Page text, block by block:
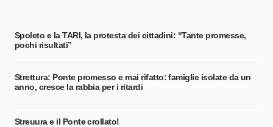
Spoleto e la TARI, la protesta dei cittadini: “Tante promesse,
pochi risultati”
Strettura: Ponte promesso e mai rifatto: famiglie isolate da un
anno, cresce la rabbia per i ritardi
Streuura e il Ponte crollato!